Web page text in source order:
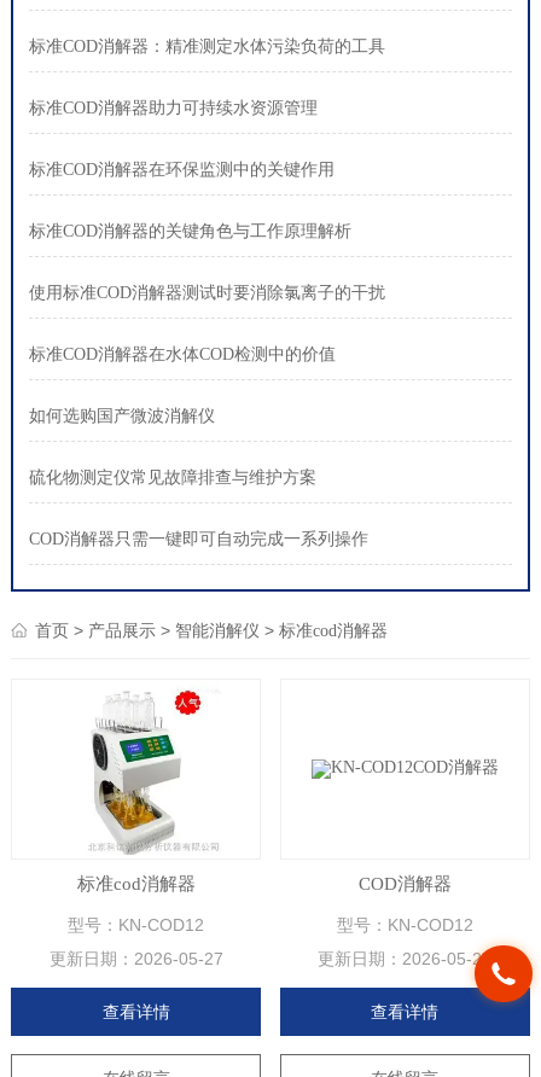
标准COD消解器：精准测定水体污染负荷的工具
标准COD消解器助力可持续水资源管理
标准COD消解器在环保监测中的关键作用
标准COD消解器的关键角色与工作原理解析
使用标准COD消解器测试时要消除氯离子的干扰
标准COD消解器在水体COD检测中的价值
如何选购国产微波消解仪
硫化物测定仪常见故障排查与维护方案
COD消解器只需一键即可自动完成一系列操作
首页> 产品展示> 智能消解仪 > 标准cod消解器
标准cod消解器
型号：KN-COD12
更新日期： 2026-05-27
查看详情
COD消解器
型号：KN-COD12
更新日期： 2026-05-27
查看详情